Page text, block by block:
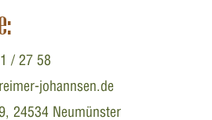
/ 27 58
johannsen.de
24534 Neumünster